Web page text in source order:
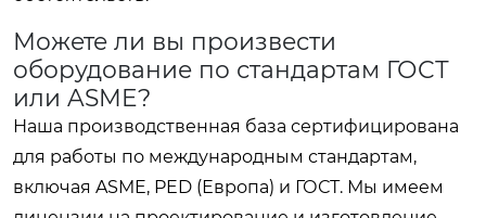
Можете ли вы произвести
оборудование по стандартам ГОСТ
или ASME?
Наша производственная база сертифицирована
для работы по международным стандартам,
включая ASME, PED (Европа) и ГОСТ. Мы имеем